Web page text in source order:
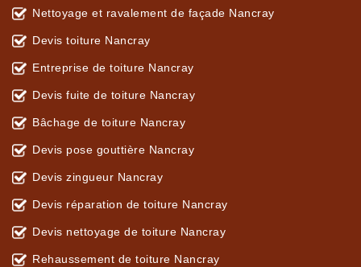
Nettoyage et ravalement de façade Nancray
Devis toiture Nancray
Entreprise de toiture Nancray
Devis fuite de toiture Nancray
Bâchage de toiture Nancray
Devis pose gouttière Nancray
Devis zingueur Nancray
Devis réparation de toiture Nancray
Devis nettoyage de toiture Nancray
Rehaussement de toiture Nancray